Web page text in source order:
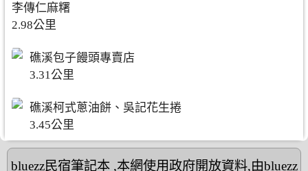
李傳仁麻糬
2.98公里
礁溪包子饅頭專賣店
3.31公里
礁溪柯式蔥油餅、吳記花生捲
3.45公里
bluezz民宿筆記本,本網使用政府開放資料,由bluezz